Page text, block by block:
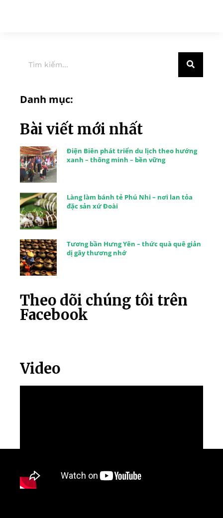
Danh mục:
Bài viết mới nhất
Điện Biên phát triển du lịch theo hướng
xanh – thông minh – bền vững
Làng làm bánh tẻ Phú Nhi – nơi lan tỏa
đặc sản xứ Đoài
Tương bần Hưng Yên – thức quà quê giản
dị gây thương nhớ
Theo dõi chúng tôi trên
Facebook
Video